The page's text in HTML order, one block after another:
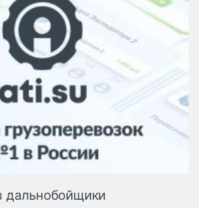
дальнобойщики